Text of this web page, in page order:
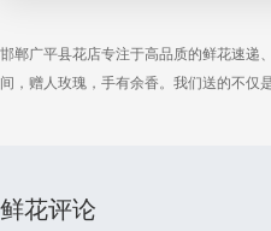
邯郸广平县花店专注于高品质的鲜花速递
间，赠人玫瑰，手有余香。我们送的不仅
鲜花评论